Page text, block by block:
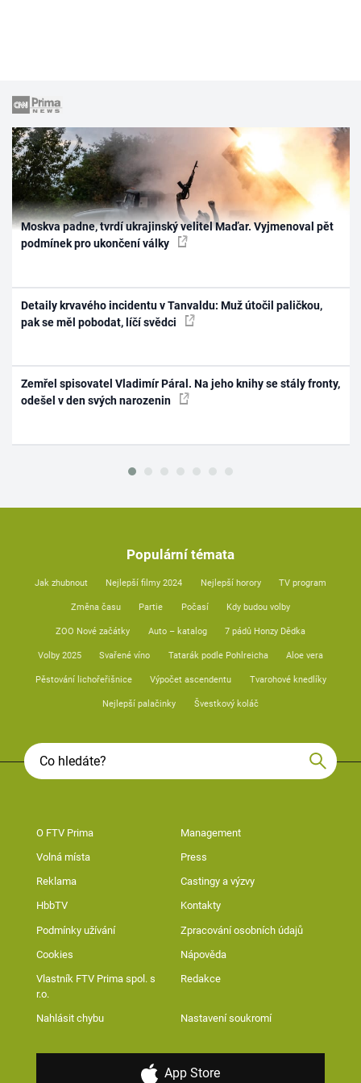
Moskva padne, tvrdí ukrajinský velitel Maďar. Vyjmenoval pět
podmínek pro ukončení války
Detaily krvavého incidentu v Tanvaldu: Muž útočil paličkou,
pak se měl pobodat, líčí svědci
Zemřel spisovatel Vladimír Páral. Na jeho knihy se stály fronty,
odešel v den svých narozenin
Populární témata
Jak zhubnout Nejlepší filmy 2024 Nejlepší horory TV program
Změna času Partie Počasí Kdy budou volby
ZOO Nové začátky Auto – katalog 7 pádů Honzy Dědka
Volby 2025 Svařené víno Tatarák podle Pohlreicha Aloe vera
Pěstování lichořeřišnice Výpočet ascendentu Tvarohové knedlíky
Nejlepší palačinky Švestkový koláč
O FTV Prima Management
Volná místa Press
Reklama Castingy a výzvy
HbbTV Kontakty
Podmínky užívání Zpracování osobních údajů
Cookies Nápověda
Vlastník FTV Prima spol. s
r.o.
Redakce
Nahlásit chybu Nastavení soukromí
App Store